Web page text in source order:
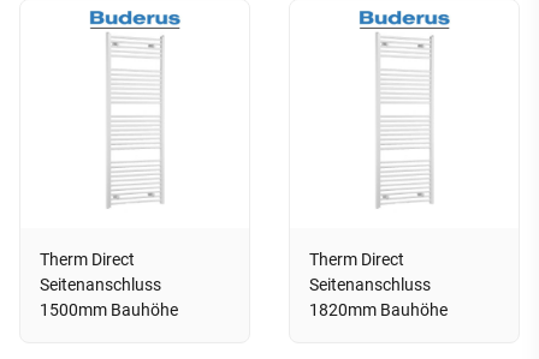
Therm Direct
Seitenanschluss
1500mm Bauhöhe
Therm Direct
Seitenanschluss
1820mm Bauhöhe